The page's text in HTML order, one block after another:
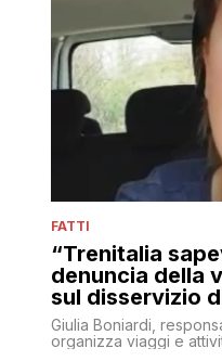
FATTI
“Trenitalia
denuncia della
sul disservizio
Giulia Boniardi,
organizza viaggi e